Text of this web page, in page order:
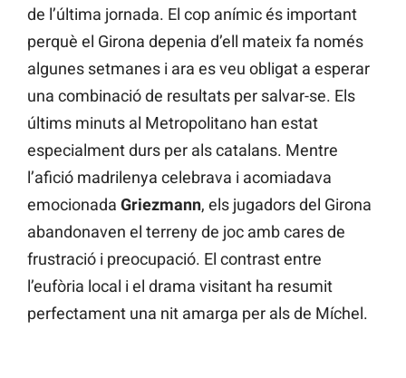
de l’última jornada. El cop anímic és important
perquè el Girona depenia d’ell mateix fa només
algunes setmanes i ara es veu obligat a esperar
una combinació de resultats per salvar-se. Els
últims minuts al Metropolitano han estat
especialment durs per als catalans. Mentre
l’afició madrilenya celebrava i acomiadava
emocionada Griezmann, els jugadors del Girona
abandonaven el terreny de joc amb cares de
frustració i preocupació. El contrast entre
l’eufòria local i el drama visitant ha resumit
perfectament una nit amarga per als de Míchel.